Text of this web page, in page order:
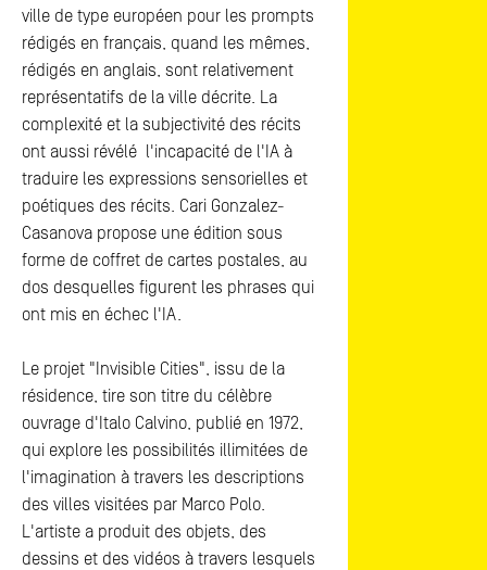
ville de type européen pour les prompts
rédigés en français, quand les mêmes,
rédigés en anglais, sont relativement
représentatifs de la ville décrite. La
complexité et la subjectivité des récits
ont aussi révélé l'incapacité de l'IA à
traduire les expressions sensorielles et
poétiques des récits. Cari Gonzalez-
Casanova propose une édition sous
forme de coffret de cartes postales, au
dos desquelles figurent les phrases qui
ont mis en échec l'IA.
Le projet "Invisible Cities", issu de la
résidence, tire son titre du célèbre
ouvrage d'Italo Calvino, publié en 1972,
qui explore les possibilités illimitées de
l'imagination à travers les descriptions
des villes visitées par Marco Polo.
L'artiste a produit des objets, des
dessins et des vidéos à travers lesquels